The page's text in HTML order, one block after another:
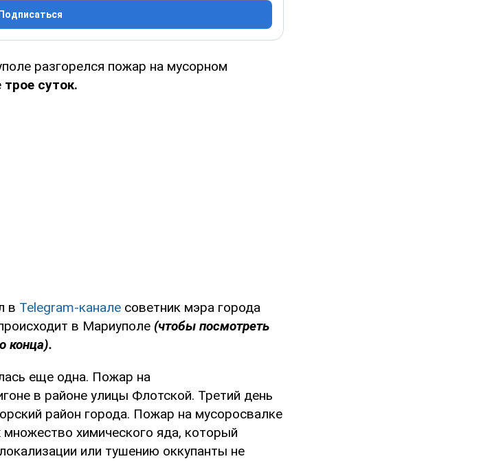
Подписаться
разгорелся пожар на мусорном
трое суток.
в Telegram-канале советник мэра города
в Мариуполе (чтобы посмотреть
конца).
еще одна. Пожар на
в районе улицы Флотской. Третий день
район города. Пожар на мусоросвалке
химического яда, который
или тушению оккупанты не